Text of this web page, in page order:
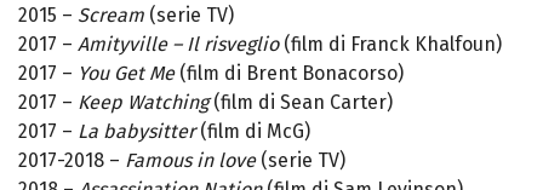
2015 – Scream (serie TV)
2017 – Amityville – Il risveglio(film di Franck Khalfoun)
2017 – You Get Me(film di Brent Bonacorso)
2017 – Keep Watching(film di Sean Carter)
2017 – La babysitter(film di McG)
2017-2018 – Famous in love(serie TV)